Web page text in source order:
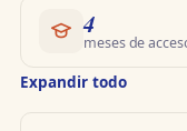
4
meses de
Expandir todo